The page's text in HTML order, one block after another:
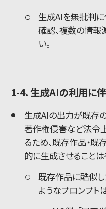
生成AIを無批判
確認、複数の情報
い。
1-4. 生成AIの利用に
生成AIの出力が既存
著作権侵害など法令
るため、既存作品・
的に生成させることは
既存作品に酷似
ようなプロンプト